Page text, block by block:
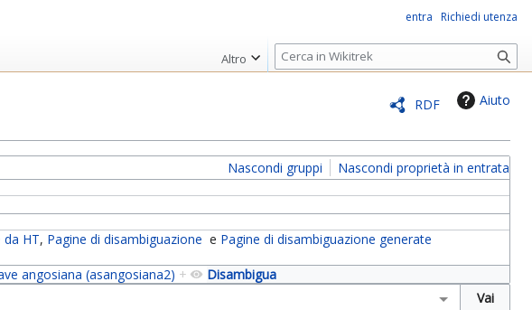
RDF Aiuto
Nascondi gruppi
Nascondi proprietà in entrata
HT, Pagine di disambiguazione e Pagine di disambiguazione generate
Disambigua
angosiana (asangosiana2) +
entra Richiedi utenza
Altro
R
i
r
c
a